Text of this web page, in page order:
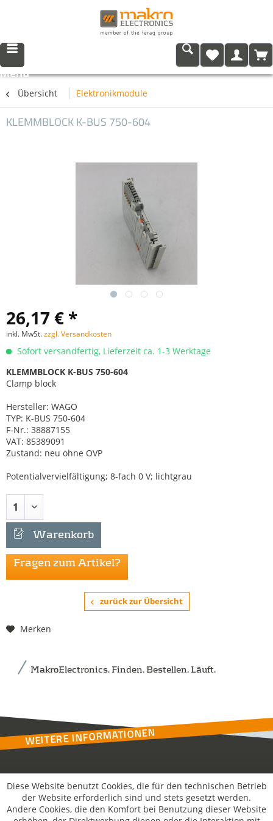
Menü
Übersicht Elektronikmodule
KLEMMBLOCK K-BUS 750-604
26,17 € *
inkl. MwSt.zzgl. Versandkosten
Sofort versandfertig, Lieferzeit ca. 1-3 Werktage
KLEMMBLOCK K-BUS 750-604
Clamp block
Hersteller: WAGO
TYP: K-BUS 750-604
F-Nr.: 38887155
VAT: 85389091
Zustand: neu ohne OVP
Potentialvervielfältigung; 8-fach 0 V; lichtgrau
Warenkorb
Fragen zum Artikel?
zurück zur Übersicht
Merken
MakroElectronics. Finden. Bestellen. Läuft.
WEITERE INFORMATIONEN
Kontakt
MakroSolutions
Diese Website benutzt Cookies, die für den technischen Betrieb
der Website erforderlich sind und stets gesetzt werden.
Andere Cookies, die den Komfort bei Benutzung dieser Website